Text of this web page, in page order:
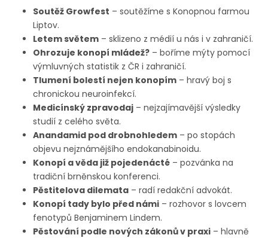
Soutěž Growfest – soutěžíme s Konopnou farmou
Liptov.
Letem světem – sklizeno z médií u nás i v zahraničí.
Ohrozuje konopí mládež? – boříme mýty pomocí
výmluvných statistik z ČR i zahraničí.
Tlumení bolestí nejen konopím – hravý boj s
chronickou neuroinfekcí.
Medicínský zpravodaj – nejzajímavější výsledky
studií z celého světa.
Anandamid pod drobnohledem – po stopách
objevu nejznámějšího endokanabinoidu.
Konopí a věda již pojedenácté – pozvánka na
tradiční brněnskou konferenci.
Pěstitelova dilemata – radí redakční advokát.
Konopí tady bylo před námi – rozhovor s lovcem
fenotypů Benjaminem Lindem.
Pěstování podle nových zákonů v praxi – hlavně